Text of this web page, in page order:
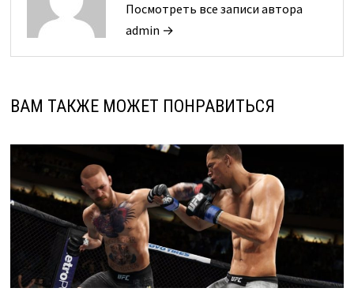
Посмотреть все записи автора
admin →
ВАМ ТАКЖЕ МОЖЕТ ПОНРАВИТЬСЯ